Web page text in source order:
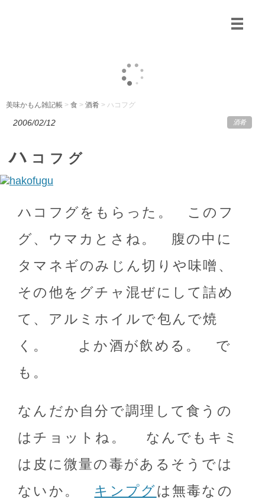
美味かもん雑記帳 > 食 > 酒肴 > ハコフグ
2006/02/12 酒肴
ハ コフグ
ハコフグをもらった。 このフ
グ、ウマカとさね。 腹の中に
タマネギのみじん切りや味噌、
その他をグチャ混ぜにして詰め
て、アルミホイルで包んで焼
く。 よか酒が飲める。 で
も。
なんだか自分で調理して食うの
はチョットね。 なんでもキミ
は皮に微量の毒があるそうでは
ないか。 キンプグは無毒なの